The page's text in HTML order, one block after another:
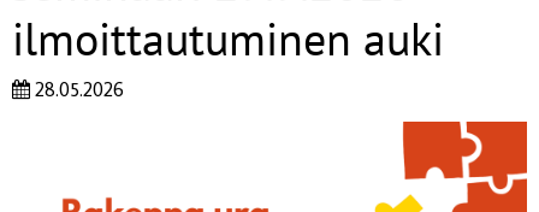
ilmoittautuminen auki
28.05.2026